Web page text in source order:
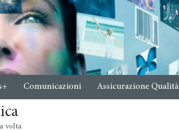
Comunicazioni Assicurazione Qualità
volta